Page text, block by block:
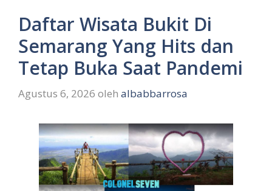
Daftar Wisata Bukit Di
Semarang Yang Hits dan
Tetap Buka Saat Pandemi
Agustus 6, 2026 oleh albabbarrosa